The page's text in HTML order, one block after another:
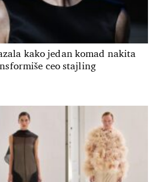
kako jedan komad nakita
ceo stajling